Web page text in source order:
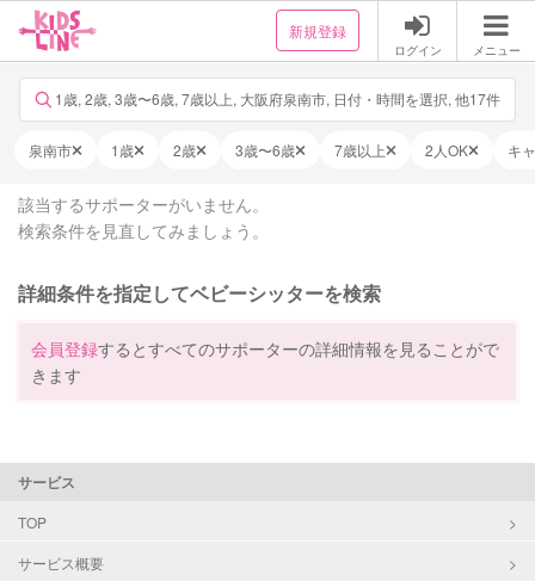
新規登録
ログイン メニュー
1歳, 2歳, 3歳〜6歳, 7歳以上, 大阪府泉南市, 日付・時間を選択, 他17件
泉南市 1歳 2歳 3歳〜6歳 7歳以上 2人OK キ
該当するサポーターがいません。
検索条件を見直してみましょう。
詳細条件を指定してベビーシッターを検索
会員登録するとすべてのサポーターの詳細情報を見ることがで
きます
サービス
TOP
サービス概要